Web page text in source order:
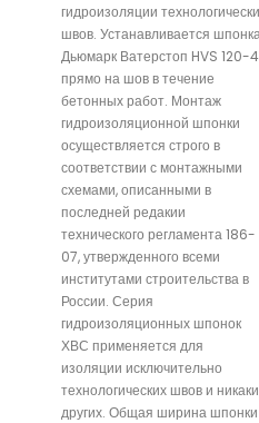
гидроизоляции
швов. Устанавливается
Дьюмарк Ватерстоп HVS 120-4
прямо на шов в течение
бетонных работ. Монтаж
гидроизоляционной шпонки
осуществляется строго в
соответствии с монтажными
схемами, описанными в
последней редакии
технического регламента 186-
07, утвержденного всеми
институтами строительства в
России. Серия
гидроизоляционных шпонок
ХВС применяется для
изоляции исключительно
технологических швов и
других. Общая ширина шпонки